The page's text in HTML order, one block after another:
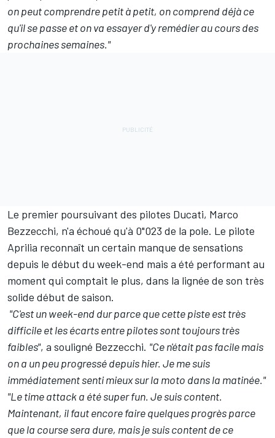
on peut comprendre petit à petit, on comprend déjà ce
qu'il se passe et on va essayer d'y remédier au cours des
prochaines semaines."
Le premier poursuivant des pilotes Ducati, Marco
Bezzecchi, n'a échoué qu'à 0"023 de la pole. Le pilote
Aprilia reconnaît un certain manque de sensations
depuis le début du week-end mais a été performant au
moment qui comptait le plus, dans la lignée de son très
solide début de saison.
"C'est un week-end dur parce que cette piste est très
difficile et les écarts entre pilotes sont toujours très
faibles", a souligné Bezzecchi. "Ce n'était pas facile mais
on a un peu progressé depuis hier. Je me suis
immédiatement senti mieux sur la moto dans la matinée."
"Le time attack a été super fun. Je suis content.
Maintenant, il faut encore faire quelques progrès parce
que la course sera dure, mais je suis content de ce